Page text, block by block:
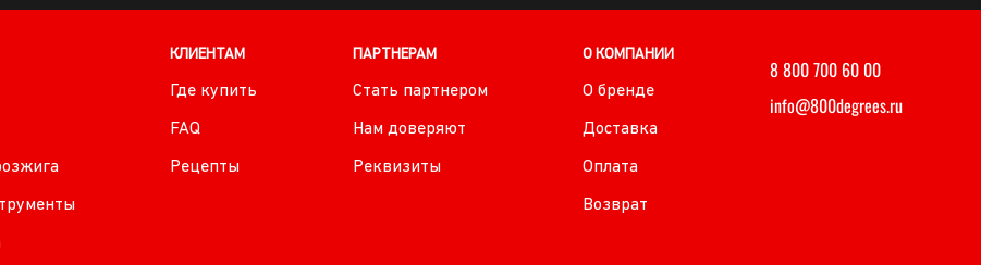
КЛИЕНТАМ
Где купить
FAQ
Рецепты
ПАРТНЕРАМ
Стать партнером
Нам доверяют
Реквизиты
О КОМПАНИИ
О бренде
Доставка
Оплата
Возврат
8 800 700 60 00
info@800degrees.ru